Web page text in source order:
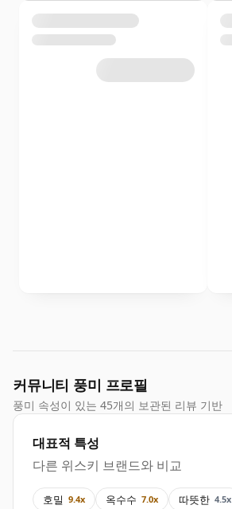
커뮤니티 풍미 프로필
풍미 속성이 있는 45개의 보관된 리뷰 기반
대표적 특성
다른 위스키 브랜드와 비교
호밀 9.4x 옥수수 7.0x 따뜻한 4.5x